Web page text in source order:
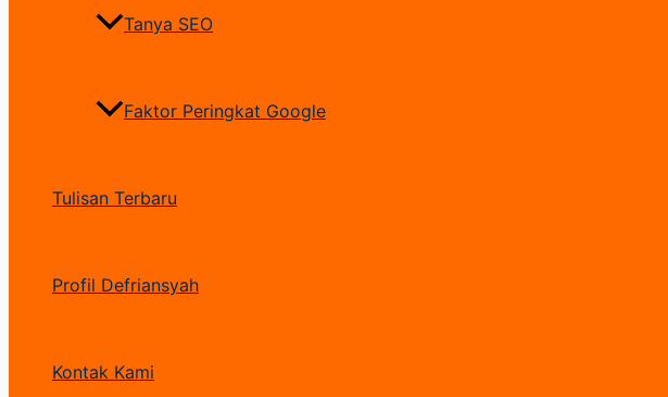
Tanya SEO
Faktor Peringkat Google
Tulisan Terbaru
Profil Defriansyah
Kontak Kami